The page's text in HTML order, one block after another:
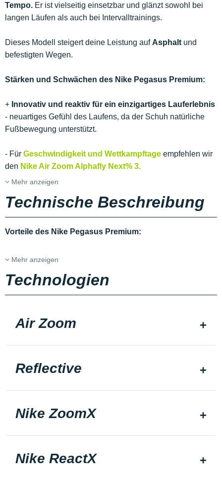
Tempo. Er ist vielseitig einsetzbar und glänzt sowohl bei
langen Läufen als auch bei Intervalltrainings.
Dieses Modell steigert deine Leistung auf Asphalt und
befestigten Wegen.
Stärken und Schwächen des Nike Pegasus Premium:
+ Innovativ und reaktiv für ein einzigartiges Lauferlebnis
- neuartiges Gefühl des Laufens, da der Schuh natürliche
Fußbewegung unterstützt.
- Für Geschwindigkeit und Wettkampftage empfehlen wir
den Nike Air Zoom Alphafly Next% 3.
Mehr anzeigen
Technische Beschreibung
Vorteile des Nike Pegasus Premium:
Mehr anzeigen
Technologien
Air Zoom
Reflective
Nike ZoomX
Nike ReactX